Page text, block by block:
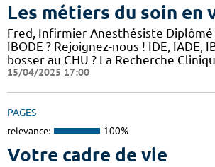
Les métiers du soin en
Fred, Infirmier Anesthésiste
IBODE ? Rejoignez-nous ! IDE, IADE,
bosser au CHU ? La Recherche
15/04/2025 17:00
PAGES
relevance: 100%
Votre cadre de vie